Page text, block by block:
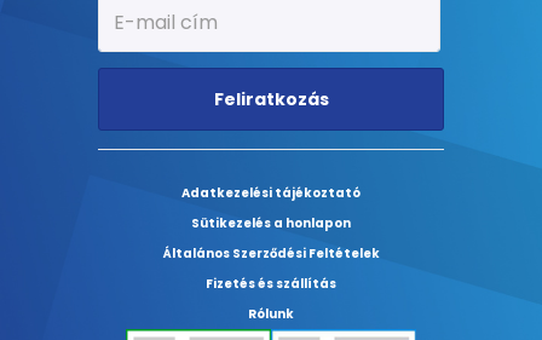
Feliratkozás
Adatkezelési tájékoztató
Sütikezelés a honlapon
Általános Szerződési Feltételek
Fizetés és szállítás
Rólunk